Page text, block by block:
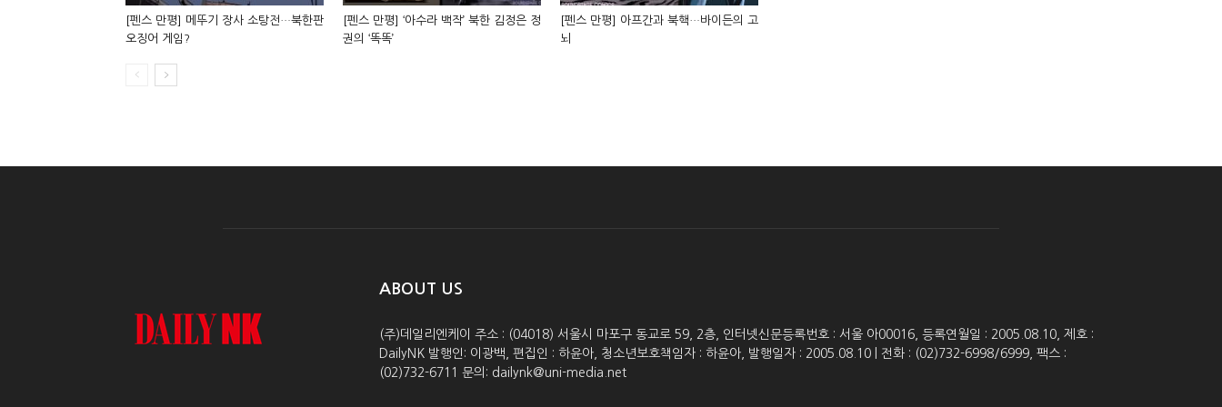
[펜스 만평] 메뚜기 장사 소탕전…북한판
오징어 게임?
[펜스 만평] ‘아수라 백작’ 북한 김정은 정
권의 ‘똑똑’
[펜스 만평] 아프간과 북핵…바이든의 고
뇌
ABOUT US
(주)데일리엔케이 주소 : (04018) 서울시 마포구 동교로 59, 2층, 인터넷신문등록번호 : 서울 아00016, 등록연월일 : 2005.08.10, 제호 :
DailyNK 발행인: 이광백, 편집인 : 하윤아, 청소년보호책임자 : 하윤아, 발행일자 : 2005.08.10 | 전화 : (02)732-6998/6999, 팩스 :
(02)732-6711 문의: dailynk@uni-media.net